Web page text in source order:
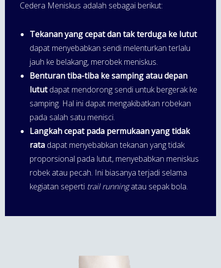
Cedera Meniskus adalah sebagai berikut:
Tekanan yang cepat dan tak terduga ke lutut
dapat menyebabkan sendi melenturkan terlalu
jauh ke belakang, merobek meniskus.
Benturan tiba-tiba ke samping atau depan
lututdapat mendorong sendi untuk bergerak ke
samping. Hal ini dapat mengakibatkan robekan
pada salah satu menisci.
Langkah cepat pada permukaan yang tidak
rata dapat menyebabkan tekanan yang tidak
proporsional pada lutut, menyebabkan meniskus
robek atau pecah. Ini biasanya terjadi selama
kegiatan seperti trail runningatau sepak bola.